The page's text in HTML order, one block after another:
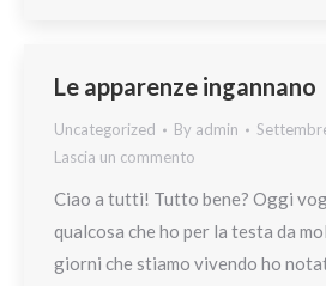
Le apparenze ingannano
Uncategorized By admin
Lascia un commento
Ciao a tutti! Tutto bene? Oggi
qualcosa che ho per la testa da
giorni che stiamo vivendo ho